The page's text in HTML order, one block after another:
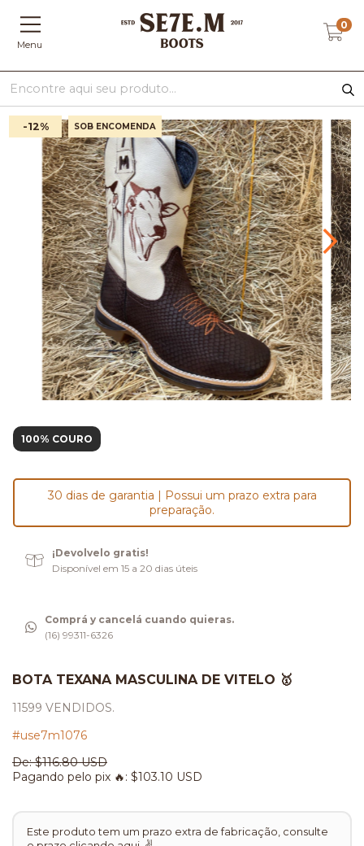
Menu
0
-12% SOB ENCOMENDA
100% COURO
30 dias de garantia | Possui um prazo extra para
preparação.
¡Devolvelo gratis!
Disponível em 15 a 20 dias úteis
Comprá y cancelá cuando quieras.
(16) 99311-6326
BOTA TEXANA MASCULINA DE VITELO 🥇
11599 VENDIDOS.
#use7m1076
De:$116.80 USD
Pagando pelo pix 🔥: $103.10 USD
Este produto tem um prazo extra de fabricação, consulte